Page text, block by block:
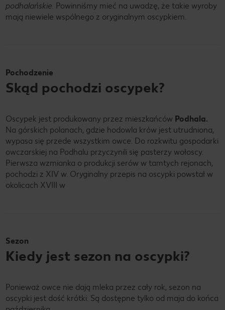
podhalańskie. Powinniśmy mieć na uwadzę, że takie wyroby
mają niewiele wspólnego z oryginalnym oscypkiem.
Pochodzenie
Skąd pochodzi oscypek?
Oscypek jest produkowany przez mieszkańców Podhala.
Na górskich polanach, gdzie hodowla krów jest utrudniona,
wypasa się przede wszystkim owce. Do rozkwitu gospodarki
owczarskiej na Podhalu przyczynili się pasterzy wołoscy.
Pierwsza wzmianka o produkcji serów w tamtych rejonach,
pochodzi z XIV w. Oryginalny przepis na oscypki powstał w
okolicach XVIII w
Sezon
Kiedy jest sezon na oscypki?
Ponieważ owce nie dają mleka przez cały rok, sezon na
oscypki jest dość krótki. Są dostępne tylko od maja do końca